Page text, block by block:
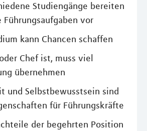
Studiengänge bereiten
Führungsaufgaben vor
kann Chancen schaffen
Chef ist, muss viel
übernehmen
und Selbstbewusstsein sind
für Führungskräfte
der begehrten Position